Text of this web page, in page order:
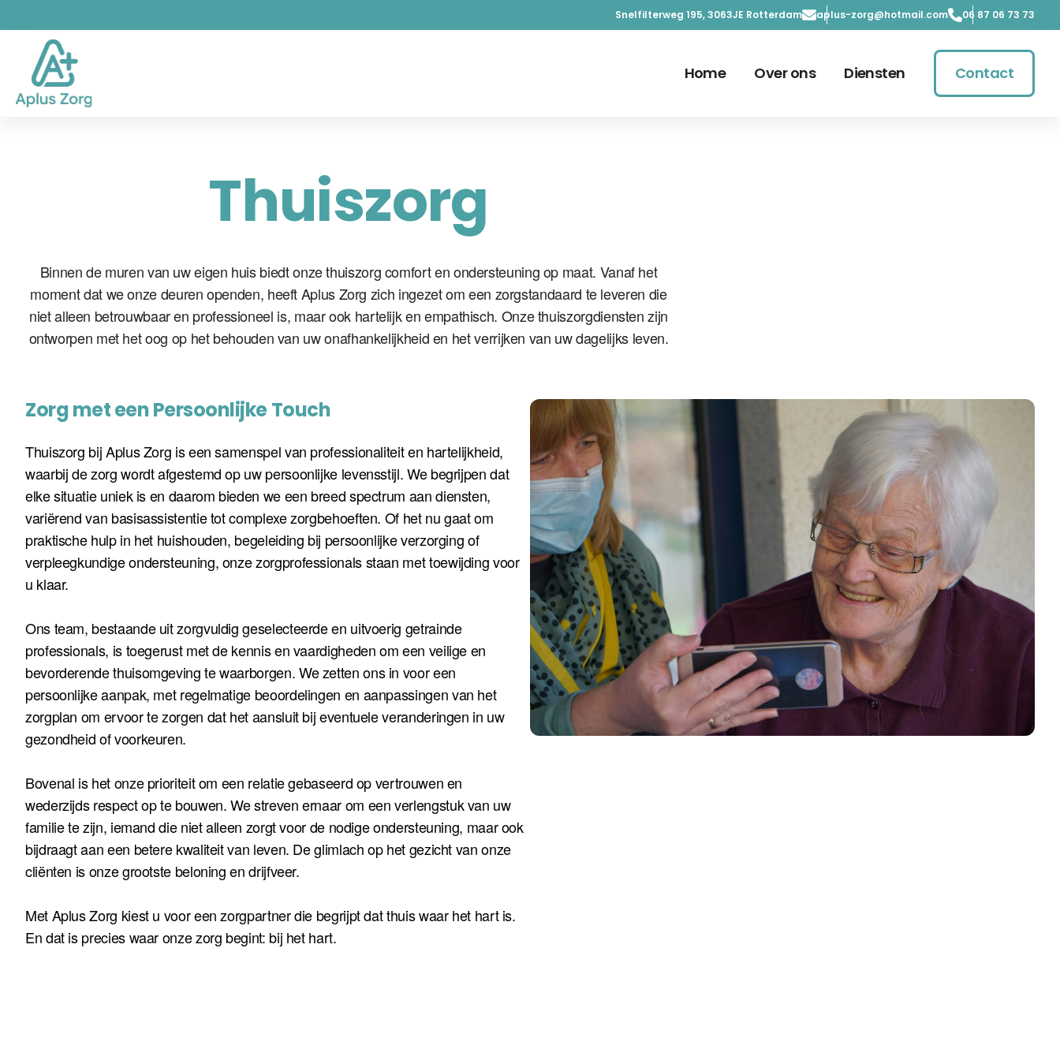
Snelfilterweg 195, 3063JE Rotterdam aplus-zorg@hotmail.com 06 87 06 73 73
Home Over ons Diensten Contact
Thuiszorg
Binnen de muren van uw eigen huis biedt onze thuiszorg comfort en ondersteuning op maat. Vanaf het
moment dat we onze deuren openden, heeft Aplus Zorg zich ingezet om een zorgstandaard te leveren die
niet alleen betrouwbaar en professioneel is, maar ook hartelijk en empathisch. Onze thuiszorgdiensten zijn
ontworpen met het oog op het behouden van uw onafhankelijkheid en het verrijken van uw dagelijks leven.
Zorg met een Persoonlijke Touch
Thuiszorg bij Aplus Zorg is een samenspel van professionaliteit en hartelijkheid,
waarbij de zorg wordt afgestemd op uw persoonlijke levensstijl. We begrijpen dat
elke situatie uniek is en daarom bieden we een breed spectrum aan diensten,
variërend van basisassistentie tot complexe zorgbehoeften. Of het nu gaat om
praktische hulp in het huishouden, begeleiding bij persoonlijke verzorging of
verpleegkundige ondersteuning, onze zorgprofessionals staan met toewijding voor
u klaar.
Ons team, bestaande uit zorgvuldig geselecteerde en uitvoerig getrainde
professionals, is toegerust met de kennis en vaardigheden om een veilige en
bevorderende thuisomgeving te waarborgen. We zetten ons in voor een
persoonlijke aanpak, met regelmatige beoordelingen en aanpassingen van het
zorgplan om ervoor te zorgen dat het aansluit bij eventuele veranderingen in uw
gezondheid of voorkeuren.
Bovenal is het onze prioriteit om een relatie gebaseerd op vertrouwen en
wederzijds respect op te bouwen. We streven ernaar om een verlengstuk van uw
familie te zijn, iemand die niet alleen zorgt voor de nodige ondersteuning, maar ook
bijdraagt aan een betere kwaliteit van leven. De glimlach op het gezicht van onze
cliënten is onze grootste beloning en drijfveer.
Met Aplus Zorg kiest u voor een zorgpartner die begrijpt dat thuis waar het hart is.
En dat is precies waar onze zorg begint: bij het hart.